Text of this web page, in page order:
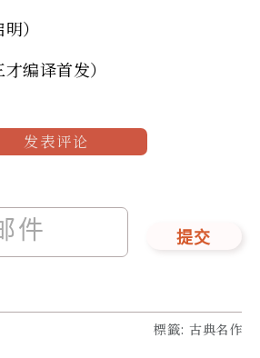
）
编译首发）
发表评论
提交
標籤: 古典名作